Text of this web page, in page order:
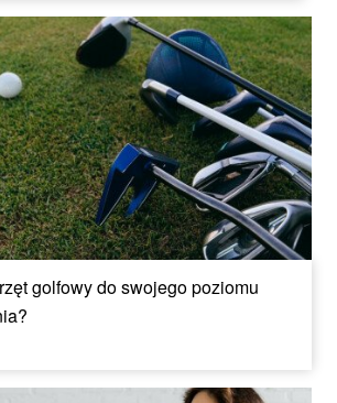
golfowy do swojego poziomu